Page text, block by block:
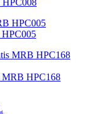
HPC008
MRB HPC168